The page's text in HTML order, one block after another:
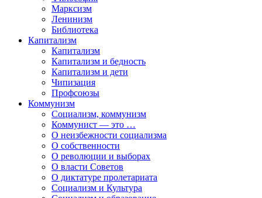
Марксизм
Ленинизм
Библиотека
Капитализм
Капитализм
Капитализм и бедность
Капитализм и дети
Чипизация
Профсоюзы
Коммунизм
Социализм, коммунизм
Коммунист — это …
О неизбежности социализма
О собственности
О революции и выборах
О власти Советов
О диктатуре пролетариата
Социализм и Культура